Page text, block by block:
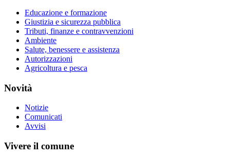
Educazione e formazione
Giustizia e sicurezza pubblica
Tributi, finanze e contravvenzioni
Ambiente
Salute, benessere e assistenza
Autorizzazioni
Agricoltura e pesca
Novità
Notizie
Comunicati
Avvisi
Vivere il comune